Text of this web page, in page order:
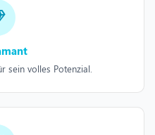
sein volles Potenzial.